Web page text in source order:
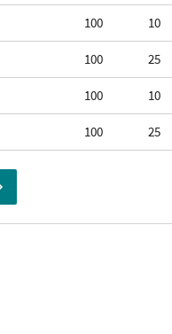
100 10
100 25
100 10
100 25